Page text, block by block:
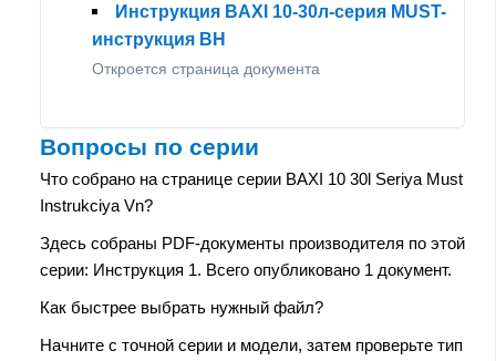
Инструкция BAXI 10-30л-серия MUST-
инструкция ВН
Откроется страница документа
Вопросы по серии
Что собрано на странице серии BAXI 10 30l Seriya Must
Instrukciya Vn?
Здесь собраны PDF-документы производителя по этой
серии: Инструкция 1. Всего опубликовано 1 документ.
Как быстрее выбрать нужный файл?
Начните с точной серии и модели, затем проверьте тип